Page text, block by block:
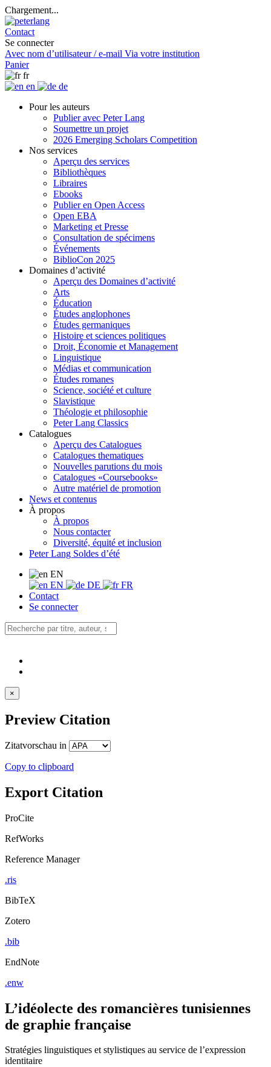
Chargement...
Contact
Se connecter
Avec nom d’utilisateur / e-mail Via votre institution
Panier
fr
en
de
Pour les auteurs
Publier avec Peter Lang
Soumettre un projet
2026 Emerging Scholars Competition
Nos services
Aperçu des services
Bibliothèques
Libraires
Ebooks
Publier en Open Access
Open EBA
Marketing et Presse
Consultation de spécimens
Événements
BiblioCon 2025
Domaines d’activité
Aperçu des Domaines d’activité
Arts
Éducation
Études anglophones
Études germaniques
Histoire et sciences politiques
Droit, Économie et Management
Linguistique
Médias et communication
Études romanes
Science, société et culture
Slavistique
Théologie et philosophie
Peter Lang Classics
Catalogues
Aperçu des Catalogues
Catalogues thematiques
Nouvelles parutions du mois
Catalogues «Coursebooks»
Autre matériel de promotion
News et contenus
À propos
À propos
Nous contacter
Diversité, équité et inclusion
Peter Lang Soldes d’été
EN
EN
DE
FR
Contact
Se connecter
×
Preview Citation
Zitatvorschau in
Copy to clipboard
Export Citation
ProCite
RefWorks
Reference Manager
.ris
BibTeX
Zotero
.bib
EndNote
.enw
L’idéolecte des romancières tunisiennes
de graphie française
Stratégies linguistiques et stylistiques au service de l’expression
identitaire